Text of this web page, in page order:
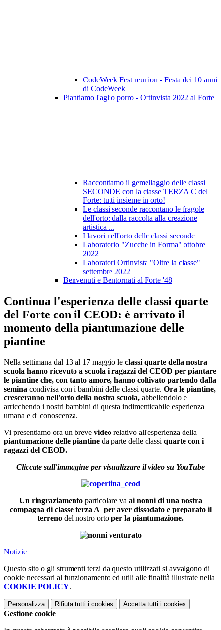
CodeWeek Fest reunion - Festa dei 10 anni
di CodeWeek
Piantiamo l'aglio porro - Ortinvista 2022 al Forte
Raccontiamo il gemellaggio delle classi
SECONDE con la classe TERZA C del
Forte: tutti insieme in orto!
Le classi seconde raccontano le fragole
dell'orto: dalla raccolta alla creazione
artistica ...
I lavori nell'orto delle classi seconde
Laboratorio "Zucche in Forma" ottobre
2022
Laboratori Ortinvista "Oltre la classe"
settembre 2022
Benvenuti e Bentornati al Forte '48
Continua l'esperienza delle classi quarte
del Forte con il CEOD: è arrivato il
momento della piantumazione delle
piantine
Nella settimana dal 13 al 17 maggio le classi quarte della nostra
scuola hanno ricevuto a scuola i ragazzi del CEOD per piantare
le piantine che, con tanto amore, hanno coltivato partendo dalla
semina condivisa con i bambini delle classi quarte. Ora le piantine,
cresceranno nell'orto della nostra scuola, abbellendolo e
arricchendo i nostri bambini di questa indimenticabile esperienza
umana e di conoscenza.
Vi presentiamo ora un breve video relativo all'esperienza della
piantumazione delle piantine da parte delle classi quarte con i
ragazzi del CEOD.
Cliccate sull'immagine per visualizzare il video su YouTube
Un ringraziamento particolare va ai nonni di una nostra
compagna di classe terza A per aver dissodato e preparato il
terreno del nostro orto per la piantumazione.
Notizie
Questo sito o gli strumenti terzi da questo utilizzati si avvalgono di
cookie necessari al funzionamento ed utili alle finalità illustrate nella
COOKIE POLICY.
Personalizza Rifiuta tutti i cookies Accetta tutti i cookies
Gestione cookie